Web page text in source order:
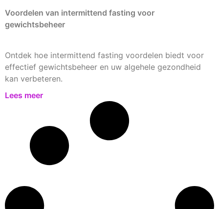
Voordelen van intermittend fasting voor
gewichtsbeheer
Ontdek hoe intermittend fasting voordelen biedt voor
effectief gewichtsbeheer en uw algehele gezondheid
kan verbeteren.
Lees meer